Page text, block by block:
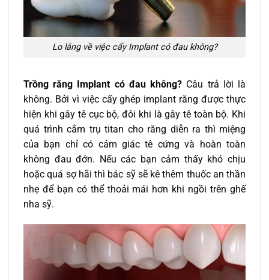
Lo lắng về việc cấy Implant có đau không?
Trồng răng Implant có đau không? Câu trả lời là
không. Bởi vì việc cấy ghép implant răng được thực
hiện khi gây tê cục bộ, đôi khi là gây tê toàn bộ. Khi
quá trình cắm trụ titan cho răng diễn ra thì miệng
của bạn chỉ có cảm giác tê cứng và hoàn toàn
không đau đớn. Nếu các bạn cảm thấy khó chịu
hoặc quá sợ hãi thì bác sỹ sẽ kê thêm thuốc an thần
nhẹ để bạn có thể thoải mái hơn khi ngồi trên ghế
nha sỹ.